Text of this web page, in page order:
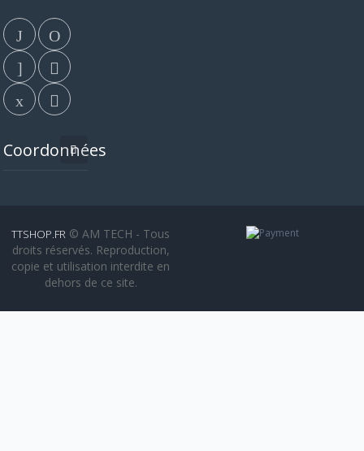
Coordonnées
TTSHOP.FR © AM TECH - Tous
droits réservés. Reproduction,
copie et utilisation interdite en
dehors de ce site.